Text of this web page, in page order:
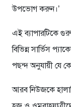
উপভোগ করুন।’
এই ব্যাপারটিকে
বিভিন্ন সার্ভিস
পছন্দ অনুযায়ী যে
আরব নিউজকে